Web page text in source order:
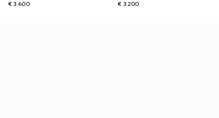
€ 3.600
€ 3.200